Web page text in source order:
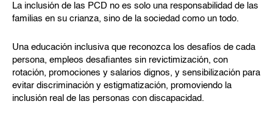
La inclusión de las PCD no es solo una responsabilidad de las
familias en su crianza, sino de la sociedad como un todo.
Una educación inclusiva que reconozca los desafíos de cada
persona, empleos desafiantes sin revictimización, con
rotación, promociones y salarios dignos, y sensibilización para
evitar discriminación y estigmatización, promoviendo la
inclusión real de las personas con discapacidad.